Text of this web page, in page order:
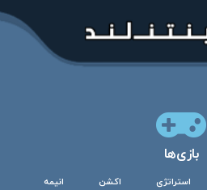
بازی‌ها
استراتژی اکشن انیمه